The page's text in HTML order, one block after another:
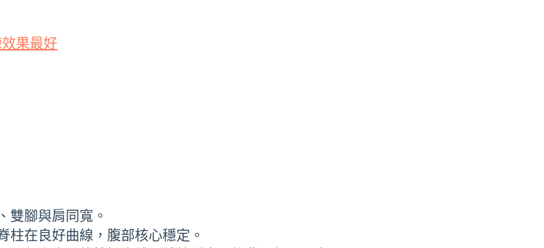
果最好
雙腳與肩同寬。
柱在良好曲線，腹部核心穩定。